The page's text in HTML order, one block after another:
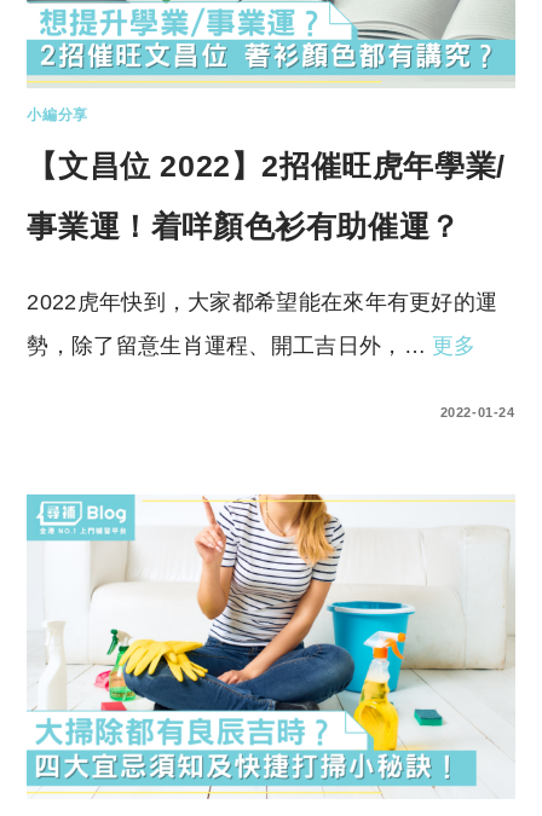
小編分享
【文昌位 2022】2招催旺虎年學業/
事業運！着咩顏色衫有助催運？
2022虎年快到，大家都希望能在來年有更好的運
勢，除了留意生肖運程、開工吉日外，… 更多
2022-01-24